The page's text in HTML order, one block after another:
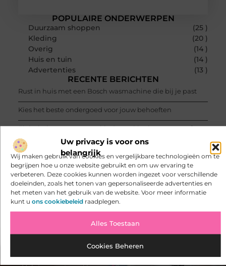
Uw privacy is voor ons
belangrijk
Wij maken gebruik van cookies en vergelijkbare technologieën om te
begrijpen hoe u onze website gebruikt en om uw ervaring te
verbeteren. Deze cookies kunnen worden ingezet voor verschillende
doeleinden, zoals het tonen van gepersonaliseerde advertenties en
het meten van het gebruik van de website. Voor meer informatie
kunt u ons cookiebeleidraadplegen.
Alles Toestaan
Cookies Beheren
POPULAIRE ONDERWERPEN
Duurzaam shoppen
(25 )
Kleding
(20 )
Overig
(14 )
Huis en tuin
(14 )
Advertenties
(13 )
RECENTE BERICHTEN
Rust in huis met een Bosch wasmachine die bij je past
Kies het beste ondergoed voor jouw behoeften
Elektrisch avontuur voor kinderen: kies je een auto of
Batterijen en accu's veilig kiezen en gebruiken
Batterijen en accu's veilig kiezen en gebruiken
Herenkleding in Den Haag voor de zakelijke man
VORIGE VOLGENDE